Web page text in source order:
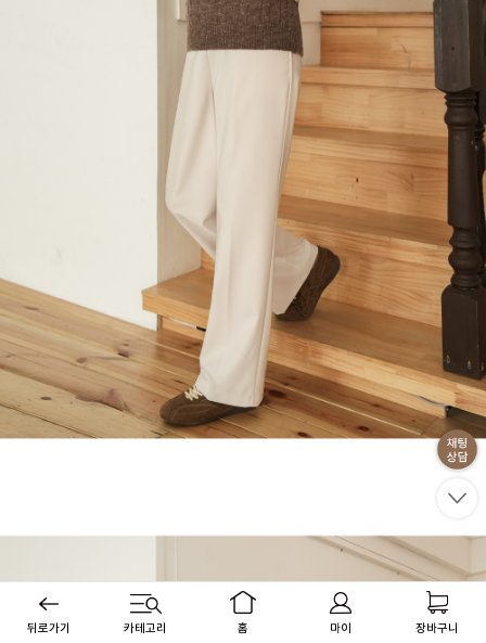
뒤로가기 카테고리 홈 마이 장바구니